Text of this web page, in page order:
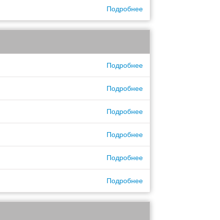
Подробнее
Подробнее
Подробнее
Подробнее
Подробнее
Подробнее
Подробнее